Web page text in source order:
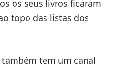
os seus livros ficaram
topo das listas dos
tem um canal